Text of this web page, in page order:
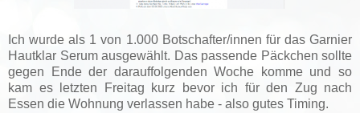
Ich wurde als 1 von 1.000 Botschafter/innen für das Garnier
Hautklar Serum ausgewählt. Das passende Päckchen sollte
gegen Ende der darauffolgenden Woche komme und so
kam es letzten Freitag kurz bevor ich für den Zug nach
Essen die Wohnung verlassen habe - also gutes Timing.